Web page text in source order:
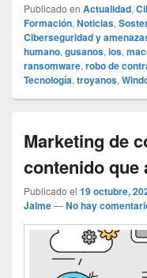
Publicado en Actualidad,
Formación, Noticias,
Ciberseguridad y
humano, gusanos, ios,
ransomware, robo de
Tecnología, troyanos,
Marketing de
contenido que
Publicado el 19 octubre,
Jaime—No hay